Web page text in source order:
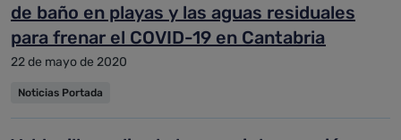
de baño en playas y las aguas residuales
para frenar el COVID-19 en Cantabria
22 de mayo de 2020
Noticias Portada